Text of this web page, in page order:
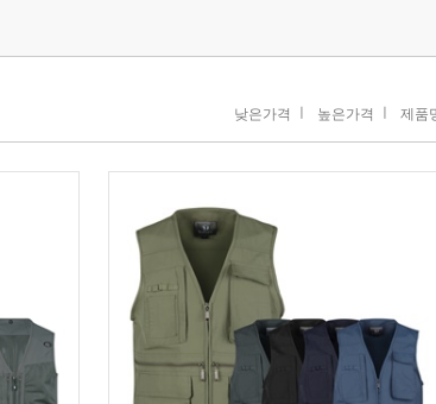
낮은가격 ㅣ 높은가격 ㅣ 제품